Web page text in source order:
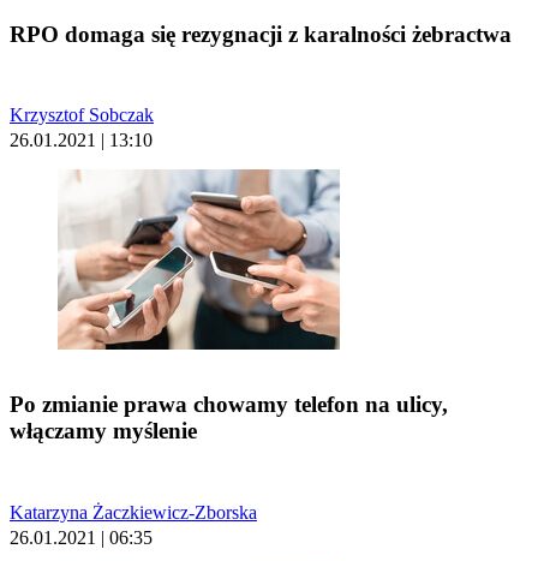
RPO domaga się rezygnacji z karalności żebractwa
Krzysztof Sobczak
26.01.2021 | 13:10
Po zmianie prawa chowamy telefon na ulicy,
włączamy myślenie
Katarzyna Żaczkiewicz-Zborska
26.01.2021 | 06:35